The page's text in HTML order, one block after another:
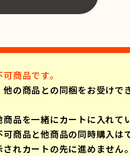
商品です。
の商品との同梱をお受けで
商品を一緒にカートに入れて
商品と他商品の同時購入は
れカートの先に進めません。